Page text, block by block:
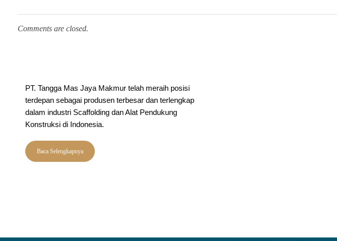
Comments are closed.
PT. Tangga Mas Jaya Makmur telah meraih posisi
terdepan sebagai produsen terbesar dan terlengkap
dalam industri Scaffolding dan Alat Pendukung
Konstruksi di Indonesia.
Baca Selengkapnya